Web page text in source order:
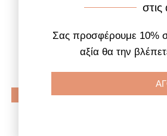
Oozoo Timepieces, C11679
Grey Leather Strap
Προσθήκη στο καλάθι
Σας προσφέρουμε 10%
αξία θα την